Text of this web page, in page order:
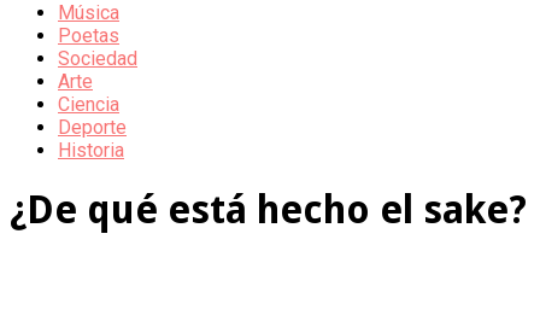
Música
Poetas
Sociedad
Arte
Ciencia
Deporte
Historia
¿De qué está hecho el sake?